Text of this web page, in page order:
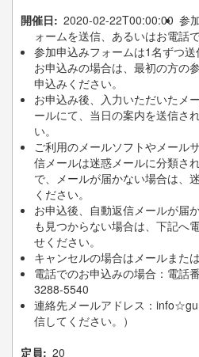
開催日
2020-02-22T00:00:00 参
ォームを送信、あるいはお電話
参加申込みフォームは1名ずつ
お申込みの場合は、最初の方の
申込みください。
お申込み後、入力いただいたメ
ールにて、当日の案内を送信さ
い。
ご利用のメールソフトやメール
信メールは迷惑メールに分類さ
で、メールが届かない場合は、
ください。
お申込後、自動返信メールが届
も見つからない場合は、下記へ
せください。
キャンセルの場合はメールまた
電話でのお申込みの場合：電話
3288-5540
連絡先メールアドレス：
信してください。）
定員
20